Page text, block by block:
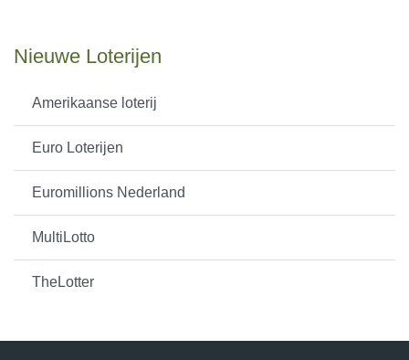
Nieuwe Loterijen
Amerikaanse loterij
Euro Loterijen
Euromillions Nederland
MultiLotto
TheLotter